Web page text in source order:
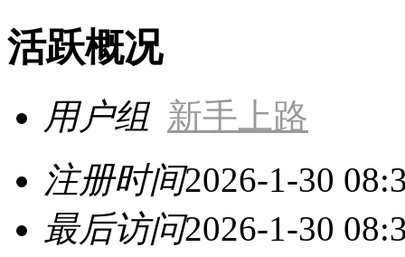
活跃概况
用户组 新手上路
注册时间2026-1-30
最后访问2026-1-30